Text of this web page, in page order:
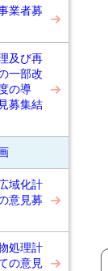
業者募
及び再
一部改
の導
募集結
域化計
意見募
処理計
の意見